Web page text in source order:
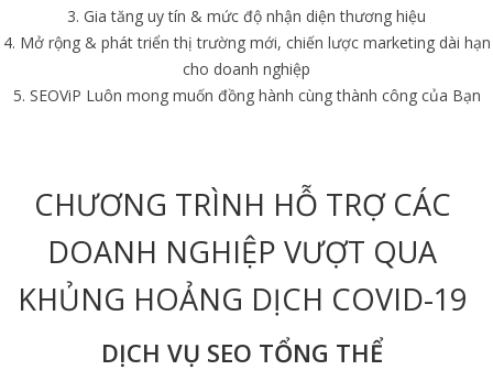
Gia tăng uy tín & mức độ nhận diện thương hiệu
Mở rộng & phát triển thị trường mới, chiến lược marketing dài hạn
cho doanh nghiệp
SEOViP Luôn mong muốn đồng hành cùng thành công của Bạn
CHƯƠNG TRÌNH HỖ TRỢ CÁC
DOANH NGHIỆP VƯỢT QUA
KHỦNG HOẢNG DỊCH COVID-19
DỊCH VỤ SEO TỔNG THỂ